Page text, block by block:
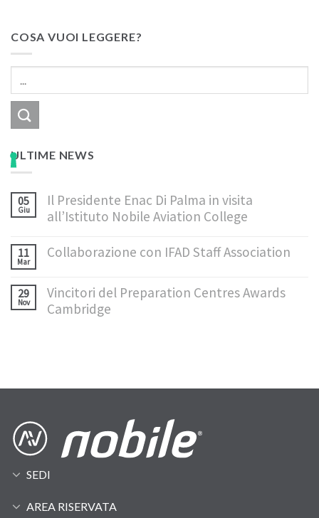
COSA VUOI LEGGERE?
ULTIME NEWS
05
Giu
Il Presidente Enac Di Palma in visita
all’Istituto Nobile Aviation College
11
Mar
Collaborazione con IFAD Staff Association
29
Nov
Vincitori del Preparation Centres Awards
Cambridge
SEDI
AREA RISERVATA